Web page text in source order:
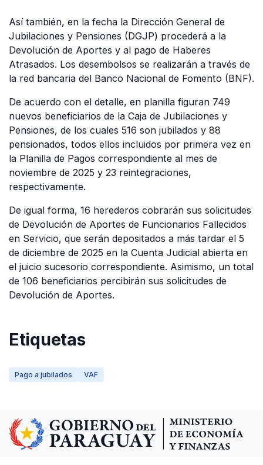
Así también, en la fecha la Dirección General de
Jubilaciones y Pensiones (DGJP) procederá a la
Devolución de Aportes y al pago de Haberes
Atrasados. Los desembolsos se realizarán a través de
la red bancaria del Banco Nacional de Fomento (BNF).
De acuerdo con el detalle, en planilla figuran 749
nuevos beneficiarios de la Caja de Jubilaciones y
Pensiones, de los cuales 516 son jubilados y 88
pensionados, todos ellos incluidos por primera vez en
la Planilla de Pagos correspondiente al mes de
noviembre de 2025 y 23 reintegraciones,
respectivamente.
De igual forma, 16 herederos cobrarán sus solicitudes
de Devolución de Aportes de Funcionarios Fallecidos
en Servicio, que serán depositados a más tardar el 5
de diciembre de 2025 en la Cuenta Judicial abierta en
el juicio sucesorio correspondiente. Asimismo, un total
de 106 beneficiarios percibirán sus solicitudes de
Devolución de Aportes.
Etiquetas
Pago a jubilados VAF